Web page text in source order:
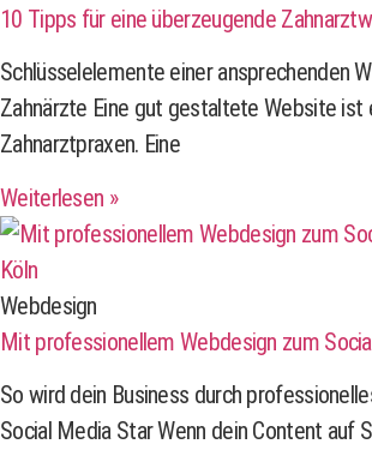
10 Tipps für eine überzeugende
Schlüsselelemente einer ansprechenden
Zahnärzte Eine gut gestaltete Website ist
Zahnarztpraxen. Eine
Weiterlesen »
Webdesign
Mit professionellem Webdesign zum
So wird dein Business durch
Social Media Star Wenn dein Content auf